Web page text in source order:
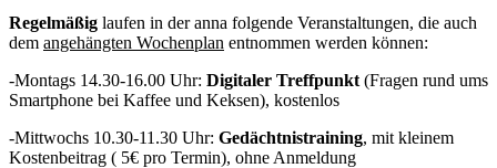
Regelmäßig laufen in der anna folgende Veranstaltungen, die auch
dem angehängten Wochenplan entnommen werden können:
-Montags 14.30-16.00 Uhr: Digitaler Treffpunkt (Fragen rund ums
Smartphone bei Kaffee und Keksen), kostenlos
-Mittwochs 10.30-11.30 Uhr: Gedächtnistraining, mit kleinem
Kostenbeitrag ( 5€ pro Termin), ohne Anmeldung